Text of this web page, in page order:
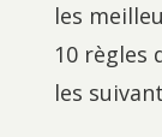
les
10 règles
les